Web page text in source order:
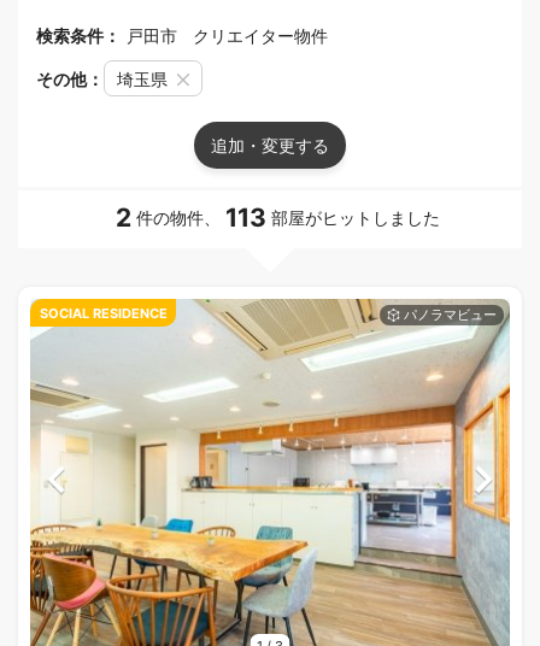
検索条件： 戸田市 クリエイター物件
その他： 埼玉県
追加・変更する
2 件の物件、 113 部屋がヒットしました
SOCIAL RESIDENCE